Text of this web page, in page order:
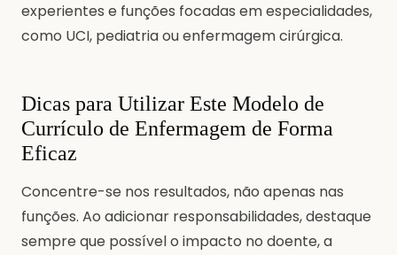
experientes e funções focadas em especialidades,
como UCI, pediatria ou enfermagem cirúrgica.
Dicas para Utilizar Este Modelo de
Currículo de Enfermagem de Forma
Eficaz
Concentre-se nos resultados, não apenas nas
funções. Ao adicionar responsabilidades, destaque
sempre que possível o impacto no doente, a